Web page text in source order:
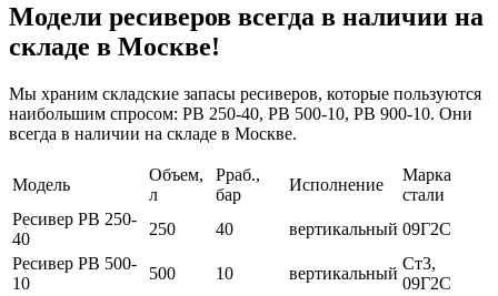
Модели ресиверов всегда в наличии на
складе в Москве!
Мы храним складские запасы ресиверов, которые пользуются
наибольшим спросом: РВ 250-40, РВ 500-10, РВ 900-10. Они
всегда в наличии на складе в Москве.
Модель
Объем,
л
Рраб.,
бар
Исполнение
Марка
стали
Ресивер РВ 250-
40
250 40 вертикальный 09Г2С
Ресивер РВ 500-
10
500 10 вертикальный
Ст3,
09Г2С